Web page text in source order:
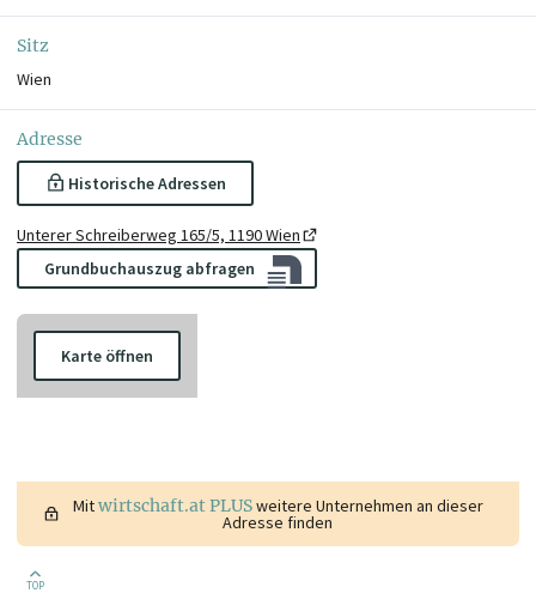
Sitz
Wien
Adresse
Historische Adressen
Unterer Schreiberweg 165/5, 1190 Wien
Grundbuchauszug abfragen
Karte öffnen
Mitwirtschaft.at PLUSweitere Unternehmen an dieser
Adresse finden
TOP